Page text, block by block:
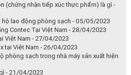
- 21/04/2023
biết - 20/04/2023
phòng sạch - 19/04/2023
giấy vệ sinh và những điều bạn chưa
tay - 17/04/2023
sạch - 13/04/2023
quản và vận chuyển keo dán công